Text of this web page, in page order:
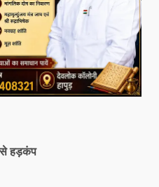
हड़कंप